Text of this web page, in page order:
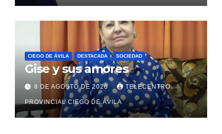
CIEGO DE ÁVILA DESTACADA SOCIEDAD
Gise y sus amores
8 DE AGOSTO DE 2026 TELECENTRO
PROVINCIAL CIEGO DE ÁVILA